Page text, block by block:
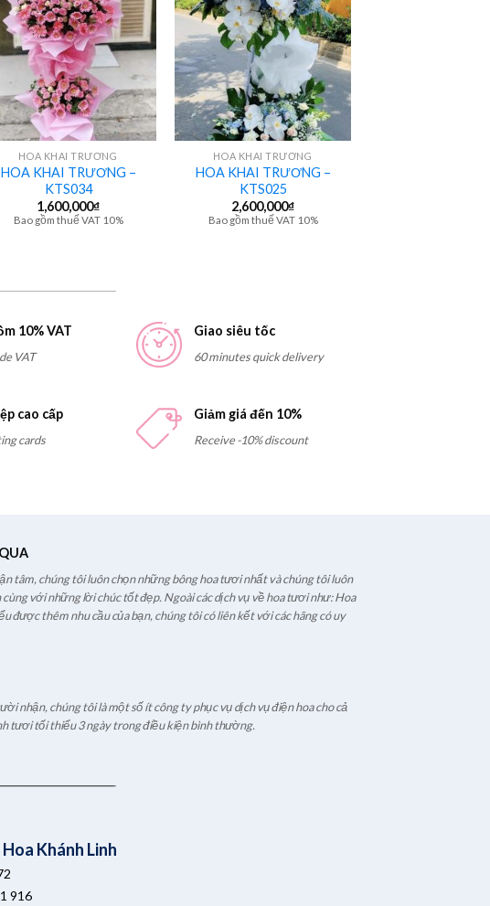
+
HOA KHAI TRƯƠNG
HOA KHAI TRƯƠNG –
KTS034
1,600,000₫
Bao gồm thuế VAT 10%
HOA KHAI TRƯƠNG
HOA KHAI TRƯƠNG –
KTS025
2,600,000₫
Bao gồm thuế VAT 10%
10% VAT
VAT
Giao siêu tốc
60 minutes quick delivery
cao cấp
cards
Giảm giá đến 10%
Receive -10% discount
tâm, chúng tôi luôn chọn những bông hoa tươi nhất và chúng tôi luôn
với những lời chúc tốt đẹp. Ngoài các dịch vụ về hoa tươi như: Hoa
được thêm nhu cầu của bạn, chúng tôi có liên kết với các hãng có uy
nhận, chúng tôi là một số ít công ty phục vụ dịch vụ điện hoa cho cả
tươi tối thiểu 3 ngày trong điều kiện bình thường.
Khánh Linh
916